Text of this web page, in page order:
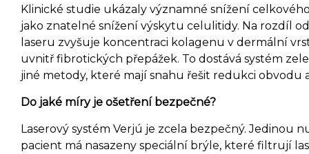
Klinické studie ukázaly významné snížení
jako znatelné snížení výskytu celulitidy. Na rozdíl
laseru zvyšuje koncentraci kolagenu v dermální
uvnitř fibrotických přepážek. To dostává systém
jiné metody, které mají snahu řešit redukci obvodu
Do jaké míry je ošetření bezpečné?
Laserový systém Verjú je zcela bezpečný. Jedinou
pacient má nasazeny speciální brýle, které filtrují